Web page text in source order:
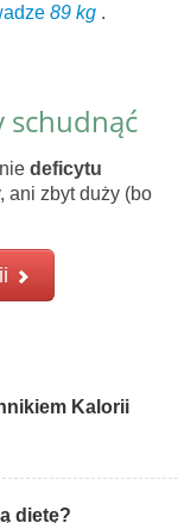
89 kg .
schudnąć
deficytu
ani zbyt duży (bo
Kalorii
dietę?